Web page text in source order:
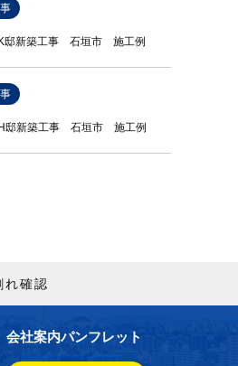
邸新築工事 石垣市 施工例
邸新築工事 石垣市 施工例
れ確認
会社案内パンフレット